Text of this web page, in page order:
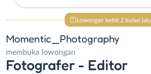
Lowongan terbit 2 bulan lalu
Momentic_Photography
membuka lowongan
Fotografer - Editor